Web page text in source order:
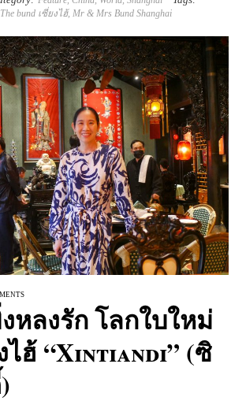
The bund เซี่ยงไฮ้,Mr & Mrs Bund Shanghai
หลงรัก โลกใบใหม่
ไฮ้ “Xintiandi” (ซิ